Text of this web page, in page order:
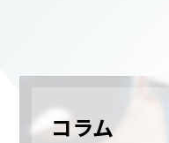
コラム